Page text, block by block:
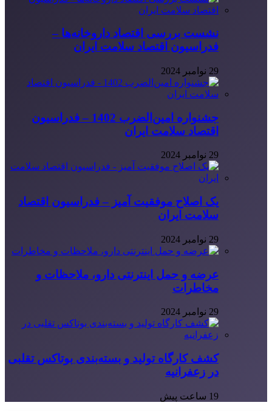
نشست بررسی اقتصاد داروخانه‌ها –
فدراسیون اقتصاد سلامت ایران
29 نوامبر 2024
جشنواره امین‌الضرب 1402 – فدراسیون
اقتصاد سلامت ایران
29 نوامبر 2024
یک اصلاح موفقیت آمیز – فدراسیون اقتصاد
سلامت ایران
29 نوامبر 2024
عرضه و حمل اینترنتی دارو، ملاحظات و
مخاطرات
29 نوامبر 2024
کشف کارگاه تولید و بسته‌بندی بوتاکس تقلبی
در زعفرانیه
19 ساعت پیش